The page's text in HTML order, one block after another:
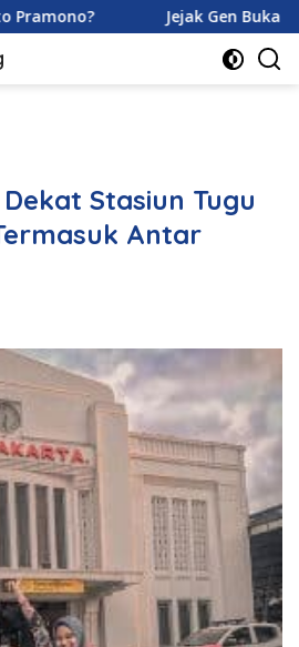
Jejak Gen Buka Rahasia
Stasiun Tugu
Antar